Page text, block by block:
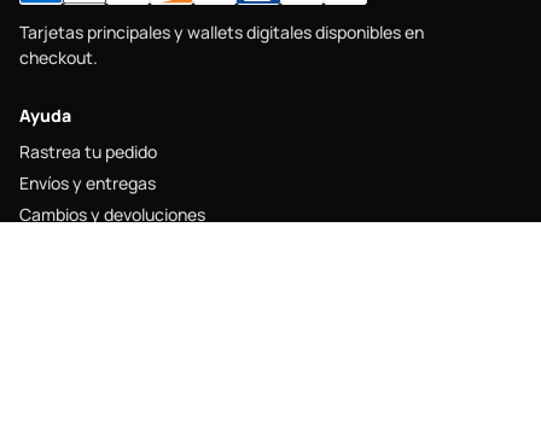
Tarjetas principales y wallets digitales disponibles en
checkout.
Ayuda
Rastrea tu pedido
Envíos y entregas
Cambios y devoluciones